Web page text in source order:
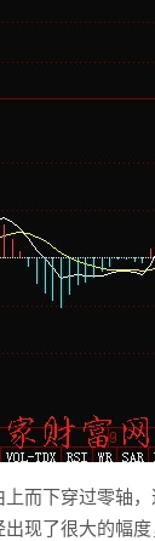
而下穿过零轴
现了很大的幅